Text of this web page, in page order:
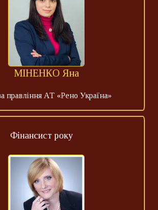
МІНЕНКО Яна
правління АТ «Рено Україна»
Фінансист року